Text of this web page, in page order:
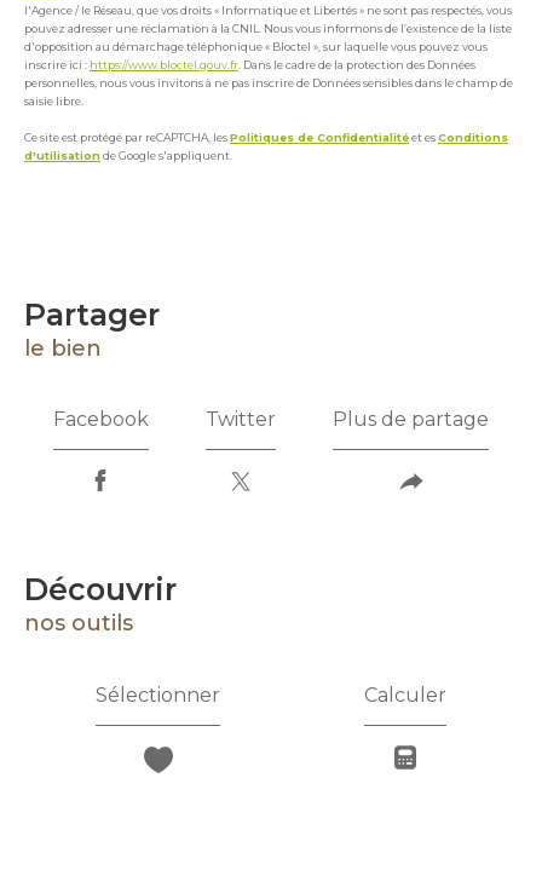
l'Agence / le Réseau, que vos droits « Informatique et Libertés » ne sont pas respectés, vous
pouvez adresser une réclamation à la CNIL. Nous vous informons de l’existence de la liste
d'opposition au démarchage téléphonique « Bloctel », sur laquelle vous pouvez vous
inscrire ici : https://www.bloctel.gouv.fr . Dans le cadre de la protection des Données
personnelles, nous vous invitons à ne pas inscrire de Données sensibles dans le champ de
saisie libre.
Ce site est protégé par reCAPTCHA, lesPolitiques de Confidentialitéet esConditions
d'utilisationde Google s'appliquent.
partager
le bien
Facebook Twitter Plus de partage
découvrir
nos outils
Sélectionner Calculer